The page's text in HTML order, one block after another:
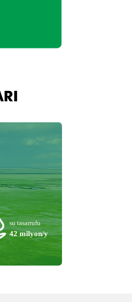
su tasarrufu
42 milyon/y